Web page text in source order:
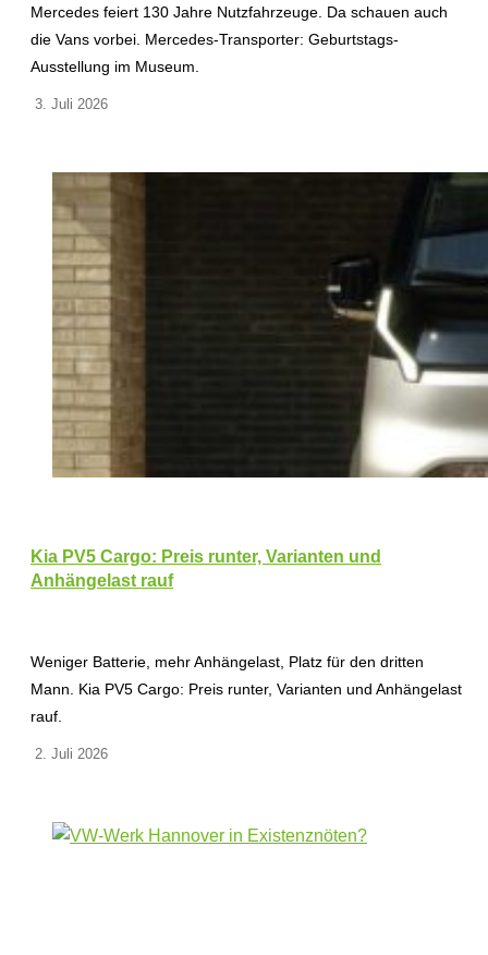
Mercedes feiert 130 Jahre Nutzfahrzeuge. Da schauen auch
die Vans vorbei. Mercedes-Transporter: Geburtstags-
Ausstellung im Museum.
3. Juli 2026
Kia PV5 Cargo: Preis runter, Varianten und
Anhängelast rauf
Weniger Batterie, mehr Anhängelast, Platz für den dritten
Mann. Kia PV5 Cargo: Preis runter, Varianten und Anhängelast
rauf.
2. Juli 2026